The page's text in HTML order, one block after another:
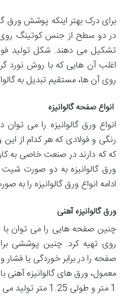
برای درک بهتر اینکه پوشش ورق
در دو سطح از جنس کوتینگ
اغلب آن‌ هایی که با روش نورد
روی آن‌ ها، مستقیم تبدیل به
انواع صفحه گالوانیزه
رنگی و فولادی که هر کدام از
که که دارند در صنعت خاصی به
ورق گالوانیزه به دو صورت شیت
ادامه انواع ورق گالوانیزه را
ورق گالوانیزه آهنی
چنین صفحه‌ هایی را می‌ توان
روی تهیه کرد. چنین پوششی
صفحه را در برابر خوردگی یا فشار
معمول، ورق های گالوانیزه آهنی
1 متر و طولی 1.25 متر تولید می‌ شوند.